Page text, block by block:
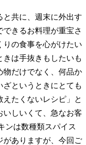
共に、週末に外出す
きるお料理が重宝さ
の食事を心がけたい
きは手抜きもしたいも
物だけでなく、何品か
ざというときにとても
たくないレシピ」と
しいくて、急なお客
ンは数種類スパイス
がありますが、今回ご